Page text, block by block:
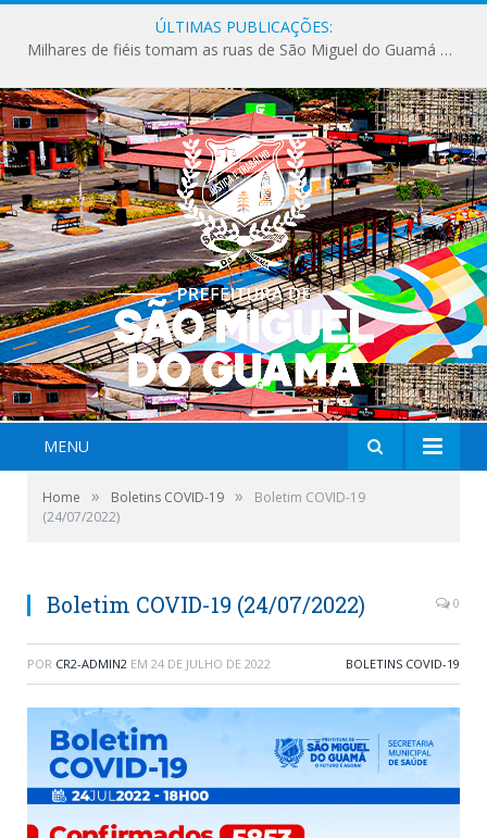
ÚLTIMAS PUBLICAÇÕES:
Milhares de fiéis tomam as ruas de São Miguel do Guamá em uma grande celebração de fé na Marcha para Jesus 2026.
MENU
Home » Boletins COVID-19 »
Boletim COVID-19
(24/07/2022)
Boletim COVID-19 (24/07/2022) 0
POR CR2-ADMIN2 EM 24 DE JULHO DE 2022 BOLETINS COVID-19